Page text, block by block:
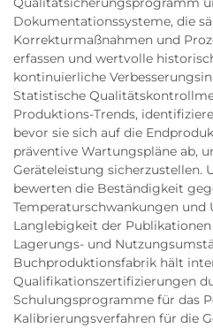
Dokumentationssysteme, die
Korrekturmaßnahmen und
erfassen und wertvolle
kontinuierliche
Statistische
Produktions-Trends,
bevor sie sich auf die
präventive Wartungspläne ab,
Geräteleistung
bewerten die Beständigkeit
Temperaturschwankungen und
Langlebigkeit der
Lagerungs- und
Buchproduktionsfabrik hält
Qualifikationszertifizierungen
Schulungsprogramme für das
Kalibrierungsverfahren für die